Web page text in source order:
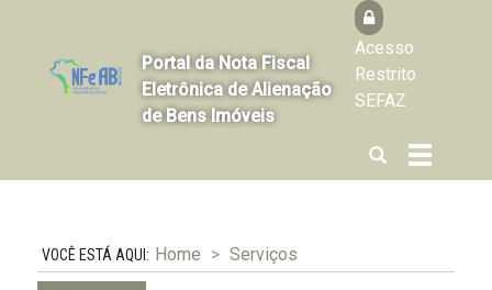
Portal da Nota Fiscal
Eletrônica de Alienação
de Bens Imóveis
Acesso
Restrito
SEFAZ
Alterna
a
Abrir
a
Home Serviços